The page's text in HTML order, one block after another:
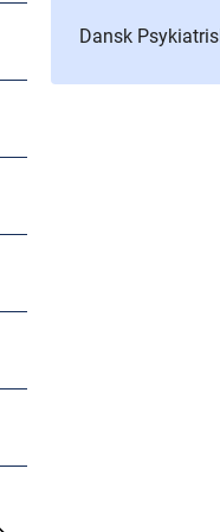
Dansk